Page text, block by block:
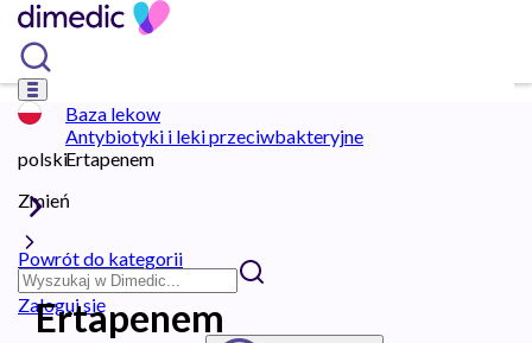
polski
Zmień
Zaloguj się
Baza lekow
Antybiotyki i leki przeciwbakteryjne
Ertapenem
Powrót do kategorii
Ertapenem